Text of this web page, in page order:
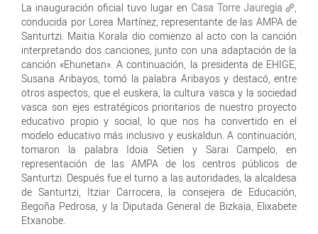
La inauguración oficial tuvo lugar en Casa Torre Jauregia
,
conducida por Lorea Martínez, representante de las AMPA de
Santurtzi. Maitia Korala dio comienzo al acto con la canción
interpretando dos canciones, junto con una adaptación de la
canción «Ehunetan». A continuación, la presidenta de EHIGE,
Susana Aribayos, tomó la palabra Aribayos y destacó, entre
otros aspectos, que el euskera, la cultura vasca y la sociedad
vasca son ejes estratégicos prioritarios de nuestro proyecto
educativo propio y social, lo que nos ha convertido en el
modelo educativo más inclusivo y euskaldun. A continuación,
tomaron la palabra Idoia Setien y Sarai Campelo, en
representación de las AMPA de los centros públicos de
Santurtzi. Después fue el turno a las autoridades, la alcaldesa
de Santurtzi, Itziar Carrocera, la consejera de Educación,
Begoña Pedrosa, y la Diputada General de Bizkaia, Elixabete
Etxanobe.